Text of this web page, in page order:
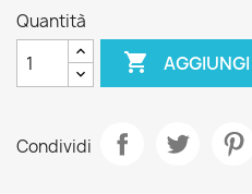
Quantità

Condividi